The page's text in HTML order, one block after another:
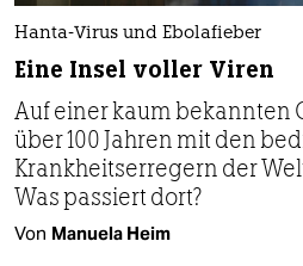
Hanta-Virus und Ebolafieber
Eine Insel voller Viren
Auf einer kaum bekannten
über 100 Jahren mit den
Krankheitserregern der
Was passiert dort?
Von Manuela Heim